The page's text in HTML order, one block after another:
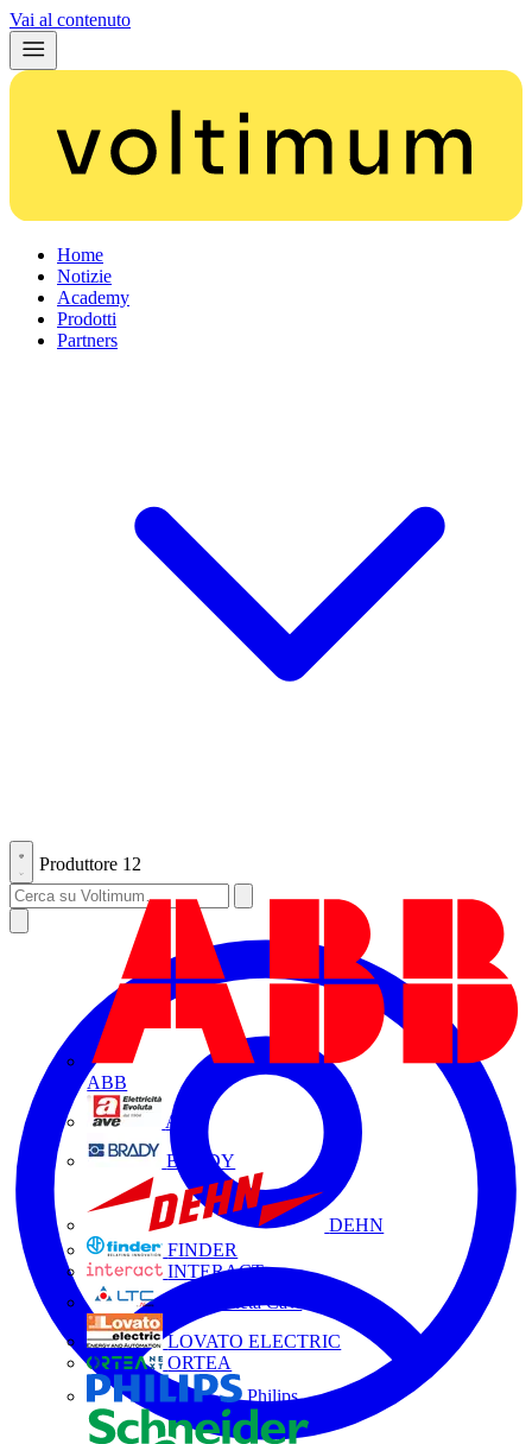
Vai al contenuto
Home
Notizie
Academy
Prodotti
Partners
Produttore 12
ABB
AVE
BRADY
DEHN
FINDER
INTERACT
La Triveneta Cavi
LOVATO ELECTRIC
ORTEA
Philips